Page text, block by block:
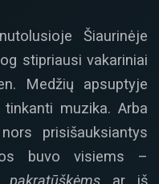
Šiaurinėje
stipriausi vakariniai
Medžių apsuptyje
muzika. Arba
prisišauksiantys
buvo visiems –
pakratūškėms ar iš